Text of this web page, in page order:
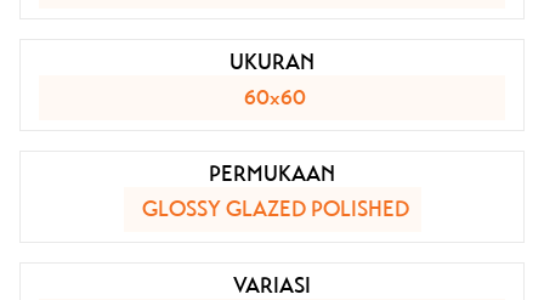
UKURAN
60x60
PERMUKAAN
GLOSSY GLAZED POLISHED
VARIASI